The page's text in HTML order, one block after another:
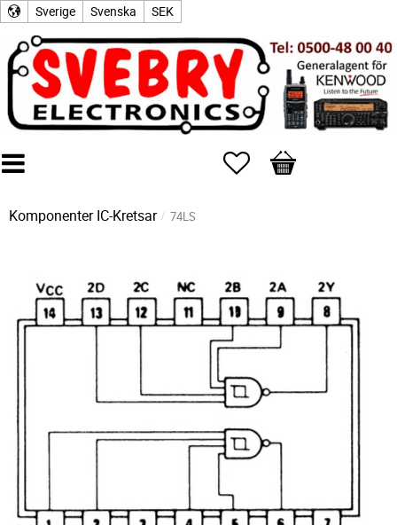
Sverige Svenska SEK
Favoriter
Kundvagn
Komponenter IC-Kretsar 74LS